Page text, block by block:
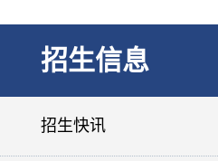
招生信息
招生快讯